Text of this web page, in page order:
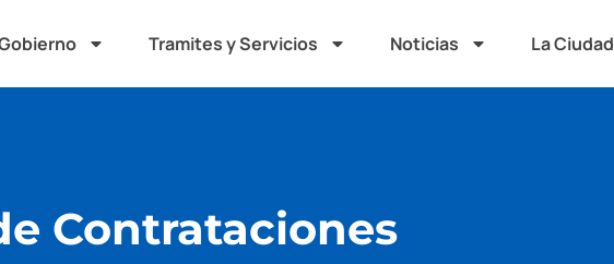
Tramites y Servicios Noticias La Ciudad
Contrataciones